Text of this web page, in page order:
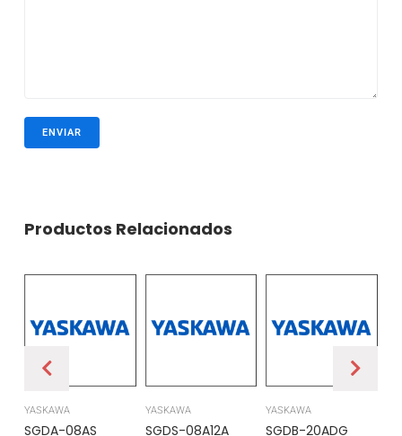
Productos Relacionados
YASKAWA
SGDA-08AS
YASKAWA
SGDS-08A12A
YASKAWA
SGDB-20ADG